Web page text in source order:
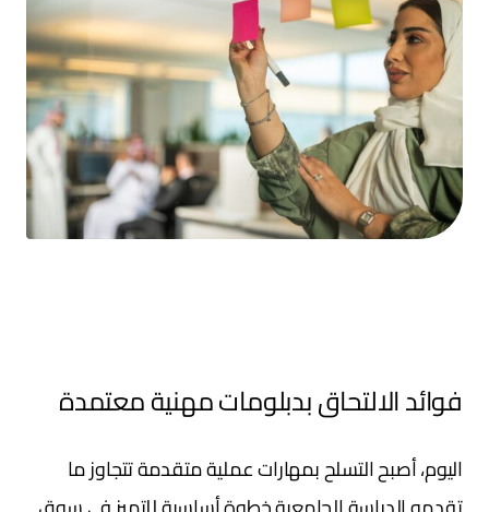
فوائد الالتحاق بدبلومات مهنية معتمدة
اليوم، أصبح التسلح بمهارات عملية متقدمة تتجاوز ما